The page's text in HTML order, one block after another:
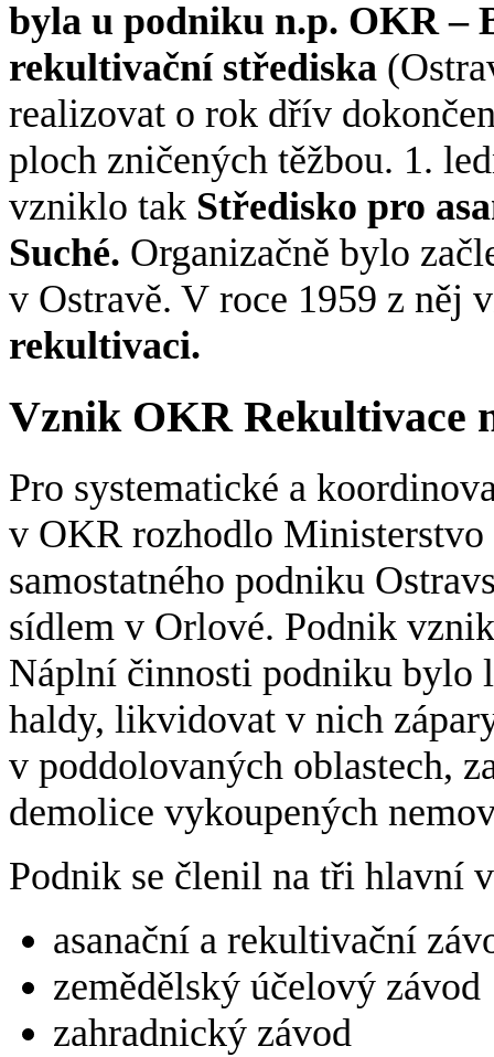
byla u podniku n.p. OKR –
rekultivační střediska
realizovat o rok dřív
ploch zničených těžbou. 1.
vzniklo tak Středisko pro
Suché. Organizačně bylo
v Ostravě. V roce 1959 z něj
rekultivaci.
Vznik OKR Rekultivace
Pro systematické a
v OKR rozhodlo
samostatného podniku
sídlem v Orlové. Podnik
Náplní činnosti podniku bylo
haldy, likvidovat v nich
v poddolovaných oblastech,
demolice vykoupených
Podnik se členil na tři hlavní
asanační a rekultivační
zemědělský účelový závod
zahradnický závod